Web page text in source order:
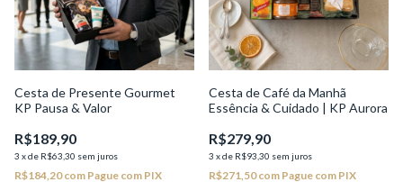
Cesta de Presente Gourmet
KP Pausa & Valor
R$189,90
3 xde R$63,30 sem juros
R$184,20com Pague com PIX
Cesta de Café da Manhã
Essência & Cuidado | KP Aurora
R$279,90
3 xde R$93,30 sem juros
R$271,50com Pague com PIX